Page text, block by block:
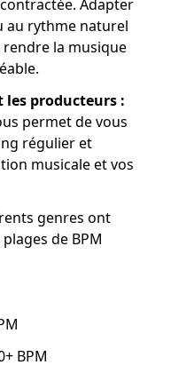
Adapter
au rythme naturel
la musique
les producteurs :
permet de vous
régulier et
musicale et vos
genres ont
de BPM
BPM